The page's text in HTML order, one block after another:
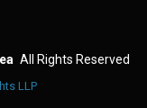
All Rights Reserved
LLP